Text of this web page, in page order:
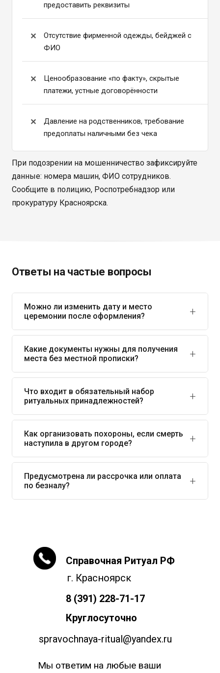
предоставить реквизиты
Отсутствие фирменной одежды, бейджей с
ФИО
Ценообразование «по факту», скрытые
платежи, устные договорённости
Давление на родственников, требование
предоплаты наличными без чека
При подозрении на мошенничество зафиксируйте
данные: номера машин, ФИО сотрудников.
Сообщите в полицию, Роспотребнадзор или
прокуратуру Красноярска.
Ответы на частые вопросы
Можно ли изменить дату и место
церемонии после оформления?
Изменения возможны при согласовании с исполнителем
и наличии технической возможности. Перенос даты
может повлечь дополнительные расходы, если уже
забронированы зал, транспорт или место на кладбище.
Какие документы нужны для получения
места без местной прописки?
Для иногородних требуется: гербовое свидетельство,
паспорт заявителя, документ, подтверждающий
родство с умершим или наличие родственного
захоронения на кладбище.
Что входит в обязательный набор
ритуальных принадлежностей?
Минимальный комплект по отраслевым стандартам:
гроб, покрывало, подушка, тапочки, нательный крест (по
конфессии), перчатки для ритуала. Состав может
варьироваться.
Как организовать похороны, если смерть
наступила в другом городе?
При смерти в другом регионе необходимо оформить
документы по месту кончины, затем организовать
репатриацию тела. Ритуальный агент поможет
согласовать транспортировку.
Предусмотрена ли рассрочка или оплата
по безналу?
Мы ответим на любые ваши
Справочная Ритуал РФ
г. Красноярск
8 (391) 228-71-17
Круглосуточно
spravochnaya-ritual@yandex.ru